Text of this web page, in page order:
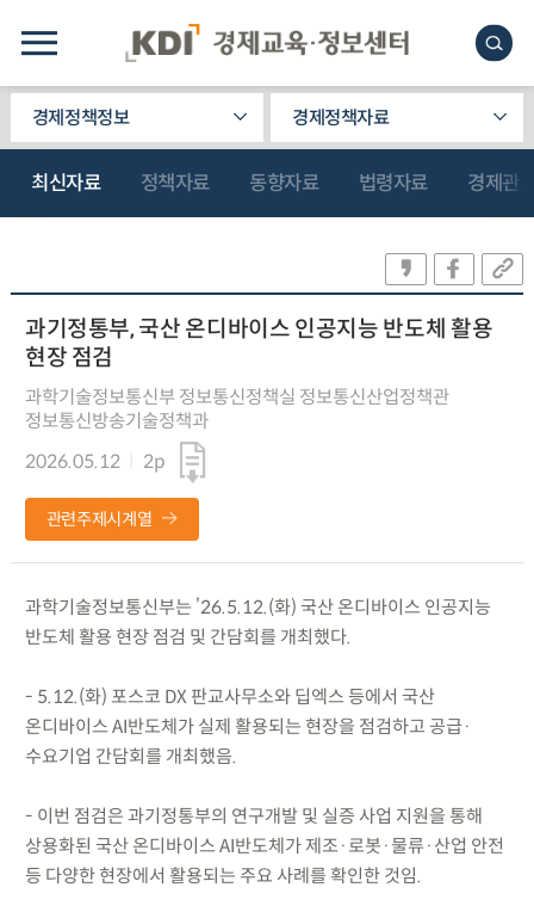
경제정책정보 경제정책자료
최신자료 정책자료 동향자료 법령자료 경제관
과기정통부, 국산 온디바이스 인공지능 반도체 활용
현장 점검
과학기술정보통신부 정보통신정책실 정보통신산업정책관
정보통신방송기술정책과
2026.05.12
2p
관련주제시계열
과학기술정보통신부는 ’26.5.12.(화) 국산 온디바이스 인공지능
반도체 활용 현장 점검 및 간담회를 개최했다.
- 5.12.(화) 포스코 DX 판교사무소와 딥엑스 등에서 국산
온디바이스 AI반도체가 실제 활용되는 현장을 점검하고 공급·
수요기업 간담회를 개최했음.
- 이번 점검은 과기정통부의 연구개발 및 실증 사업 지원을 통해
상용화된 국산 온디바이스 AI반도체가 제조·로봇·물류·산업 안전
등 다양한 현장에서 활용되는 주요 사례를 확인한 것임.